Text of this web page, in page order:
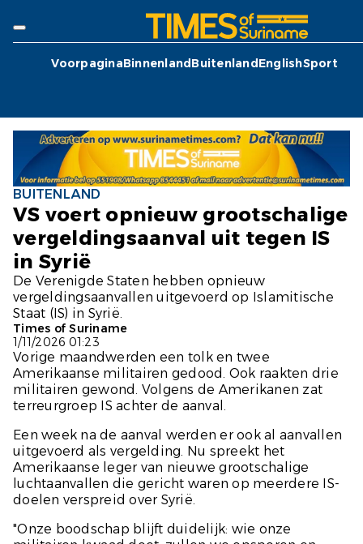
VoorpaginaBinnenlandBuitenlandEnglishSport
BUITENLAND
VS voert opnieuw grootschalige
vergeldingsaanval uit tegen IS
in Syrië
De Verenigde Staten hebben opnieuw
vergeldingsaanvallen uitgevoerd op Islamitische
Staat (IS) in Syrië.
Times of Suriname
1/11/2026 01:23
Vorige maandwerden een tolk en twee
Amerikaanse militairen gedood. Ook raakten drie
militairen gewond. Volgens de Amerikanen zat
terreurgroep IS achter de aanval.
Een week na de aanval werden er ook al aanvallen
uitgevoerd als vergelding. Nu spreekt het
Amerikaanse leger van nieuwe grootschalige
luchtaanvallen die gericht waren op meerdere IS-
doelen verspreid over Syrië.
"Onze boodschap blijft duidelijk: wie onze